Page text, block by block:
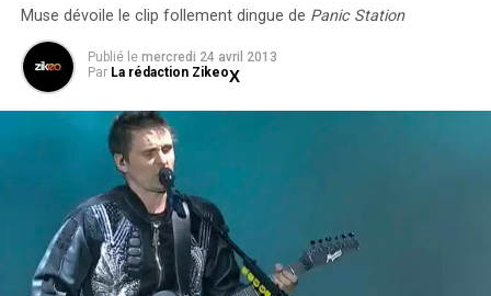
Muse dévoile le clip follement dingue de Panic Station
Publié le mercredi 24 avril 2013
Par La rédaction Zikeo